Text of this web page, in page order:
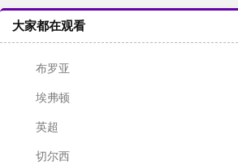
大家都在观看
布罗亚
埃弗顿
英超
切尔西